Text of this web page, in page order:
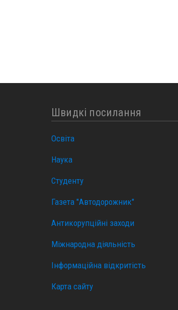
Швидкі посилання
Освіта
Наука
Студенту
Газета "Автодорожник"
Антикорупційні заходи
Міжнародна діяльність
Інформаційна відкритість
Карта сайту